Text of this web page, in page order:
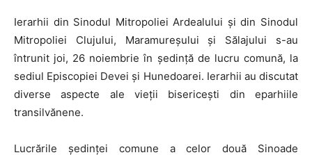
Ierarhii din Sinodul Mitropoliei Ardealului şi din Sinodul
Mitropoliei Clujului, Maramureşului şi Sălajului s-au
întrunit joi, 26 noiembrie în şedinţă de lucru comună, la
sediul Episcopiei Devei şi Hunedoarei. Ierarhii au discutat
diverse aspecte ale vieţii bisericeşti din eparhiile
transilvănene.
Lucrările şedinţei comune a celor două Sinoade